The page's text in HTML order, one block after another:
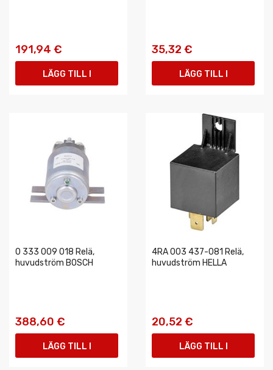
191,94 €
LÄGG TILL I
35,32 €
LÄGG TILL I
0 333 009 018 Relä,
huvudström BOSCH
388,60 €
LÄGG TILL I
4RA 003 437-081 Relä,
huvudström HELLA
20,52 €
LÄGG TILL I